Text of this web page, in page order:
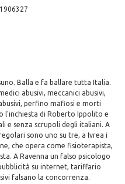
Balla e fa ballare tutta Italia.
abusivi, meccanici abusivi,
perfino mafiosi e morti
l'inchiesta di Roberto Ippolito e
e senza scrupoli degli italiani. A
sono uno su tre, a Ivrea i
che opera come fisioterapista,
A Ravenna un falso psicologo
su internet, tariffario
falsano la concorrenza.